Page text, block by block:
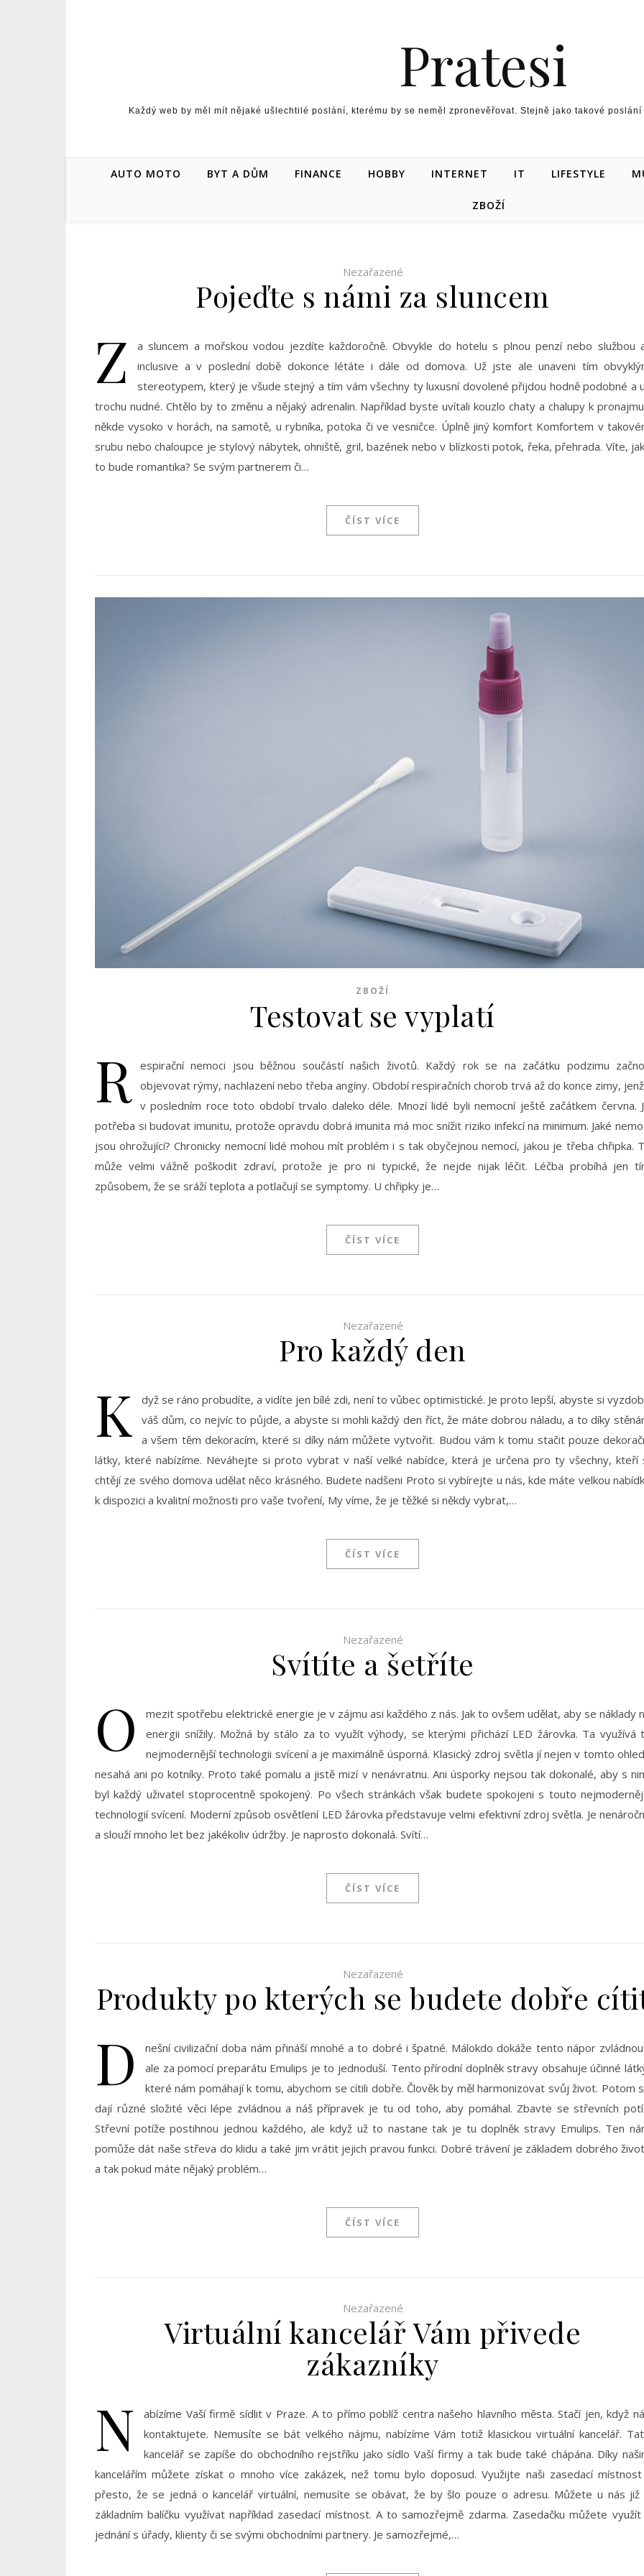
Pratesi
Každý web by měl mít nějaké ušlechtilé poslání, kterému by se neměl zpronevěřovat. Stejně jako takové
AUTO MOTO BYT A DŮM FINANCE HOBBY INTERNET IT LIFESTYLE
ZBOŽÍ
Nezařazené
Pojeďte s námi za sluncem
Z
a sluncem a mořskou vodou jezdíte každoročně. Obvykle do hotelu s plnou penzí nebo službou
inclusive a v poslední době dokonce létáte i dále od domova. Už jste ale unaveni tím
stereotypem, který je všude stejný a tím vám všechny ty luxusní dovolené přijdou hodně podobné a
trochu nudné. Chtělo by to změnu a nějaký adrenalin. Například byste uvítali kouzlo chaty a chalupy k
někde vysoko v horách, na samotě, u rybníka, potoka či ve vesničce. Úplně jiný komfort Komfortem v
srubu nebo chaloupce je stylový nábytek, ohniště, gril, bazének nebo v blízkosti potok, řeka, přehrada. Víte,
to bude romantika? Se svým partnerem či…
ČÍST VÍCE
ZBOŽÍ
Testovat se vyplatí
R espirační nemoci jsou běžnou součástí našich životů. Každý rok se na začátku podzimu
objevovat rýmy, nachlazení nebo třeba angíny. Období respiračních chorob trvá až do konce zimy,
v posledním roce toto období trvalo daleko déle. Mnozí lidé byli nemocní ještě začátkem června.
potřeba si budovat imunitu, protože opravdu dobrá imunita má moc snížit riziko infekcí na minimum. Jaké
jsou ohrožující? Chronicky nemocní lidé mohou mít problém i s tak obyčejnou nemocí, jakou je třeba chřipka.
může velmi vážně poškodit zdraví, protože je pro ni typické, že nejde nijak léčit. Léčba probíhá jen
způsobem, že se sráží teplota a potlačují se symptomy. U chřipky je…
ČÍST VÍCE
Nezařazené
Pro každý den
K
dyž se ráno probudíte, a vidíte jen bílé zdi, není to vůbec optimistické. Je proto lepší, abyste si
váš dům, co nejvíc to půjde, a abyste si mohli každý den říct, že máte dobrou náladu, a to díky
a všem těm dekoracím, které si díky nám můžete vytvořit. Budou vám k tomu stačit pouze
látky, které nabízíme. Neváhejte si proto vybrat v naší velké nabídce, která je určena pro ty všechny, kteří
chtějí ze svého domova udělat něco krásného. Budete nadšeni Proto si vybírejte u nás, kde máte velkou
k dispozici a kvalitní možnosti pro vaše tvoření, My víme, že je těžké si někdy vybrat,…
ČÍST VÍCE
Nezařazené
Svítíte a šetříte
O
mezit spotřebu elektrické energie je v zájmu asi každého z nás. Jak to ovšem udělat, aby se náklady
energii snížily. Možná by stálo za to využít výhody, se kterými přichází LED žárovka. Ta využívá
nejmodernější technologii svícení a je maximálně úsporná. Klasický zdroj světla jí nejen v tomto
nesahá ani po kotníky. Proto také pomalu a jistě mizí v nenávratnu. Ani úsporky nejsou tak dokonalé, aby s
byl každý uživatel stoprocentně spokojený. Po všech stránkách však budete spokojeni s touto
technologií svícení. Moderní způsob osvětlení LED žárovka představuje velmi efektivní zdroj světla. Je
a slouží mnoho let bez jakékoliv údržby. Je naprosto dokonalá. Svítí…
ČÍST VÍCE
Nezařazené
Produkty po kterých se budete dobře
D
nešní civilizační doba nám přináší mnohé a to dobré i špatné. Málokdo dokáže tento nápor
ale za pomocí preparátu Emulips je to jednoduší. Tento přírodní doplněk stravy obsahuje účinné
které nám pomáhají k tomu, abychom se cítili dobře. Člověk by měl harmonizovat svůj život. Potom
dají různé složité věci lépe zvládnou a náš přípravek je tu od toho, aby pomáhal. Zbavte se střevních
Střevní potíže postihnou jednou každého, ale když už to nastane tak je tu doplněk stravy Emulips. Ten
pomůže dát naše střeva do klidu a také jim vrátit jejich pravou funkci. Dobré trávení je základem dobrého
a tak pokud máte nějaký problém…
ČÍST VÍCE
Nezařazené
Virtuální kancelář Vám přivede
zákazníky
N
abízíme Vaší firmě sídlit v Praze. A to přímo poblíž centra našeho hlavního města. Stačí jen, když
kontaktujete. Nemusíte se bát velkého nájmu, nabízíme Vám totiž klasickou virtuální kancelář.
kancelář se zapíše do obchodního rejstříku jako sídlo Vaší firmy a tak bude také chápána. Díky
kancelářím můžete získat o mnoho více zakázek, než tomu bylo doposud. Využijte naši zasedací
přesto, že se jedná o kancelář virtuální, nemusíte se obávat, že by šlo pouze o adresu. Můžete u nás již
základním balíčku využívat například zasedací místnost. A to samozřejmě zdarma. Zasedačku můžete využít
jednání s úřady, klienty či se svými obchodními partnery. Je samozřejmé,…